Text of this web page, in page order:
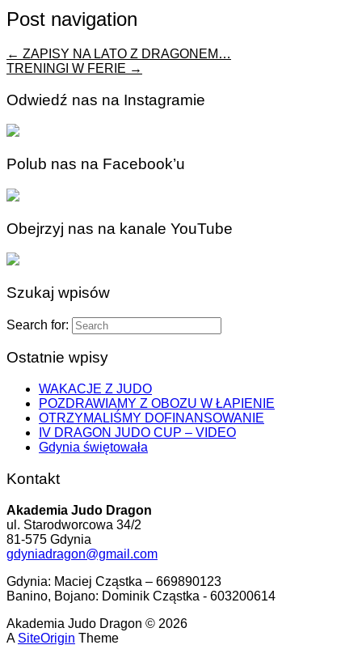
Post navigation
← ZAPISY NA LATO Z DRAGONEM…
TRENINGI W FERIE →
Odwiedź nas na Instagramie
Polub nas na Facebook’u
Obejrzyj nas na kanale YouTube
Szukaj wpisów
Search for:
Ostatnie wpisy
WAKACJE Z JUDO
POZDRAWIAMY Z OBOZU W ŁAPIENIE
OTRZYMALIŚMY DOFINANSOWANIE
IV DRAGON JUDO CUP – VIDEO
Gdynia świętowała
Kontakt
Akademia Judo Dragon
ul. Starodworcowa 34/2
81-575 Gdynia
gdyniadragon@gmail.com
Gdynia: Maciej Cząstka – 669890123
Banino, Bojano: Dominik Cząstka - 603200614
Akademia Judo Dragon © 2026
A SiteOrigin Theme